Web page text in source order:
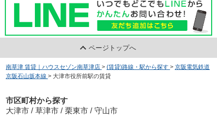
ページトップへ
南草津 賃貸｜ハウスセゾン南草津店 > (賃貸)路線・駅から探す > 京阪電気鉄道
京阪石山坂本線 > 大津市役所前駅の賃貸
市区町村から探す
大津市 / 草津市 / 栗東市 / 守山市